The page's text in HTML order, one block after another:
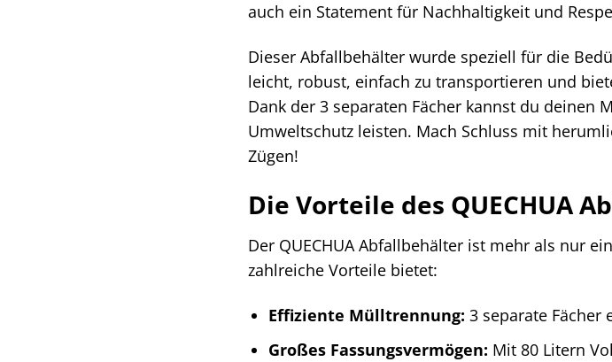
auch ein Statement für Nachhaltigkeit und
Dieser Abfallbehälter wurde speziell für die
leicht, robust, einfach zu transportieren und
Dank der 3 separaten Fächer kannst du
Umweltschutz leisten. Mach Schluss mit
Zügen!
Die Vorteile des QUECHUA
Der QUECHUA Abfallbehälter ist mehr als nur
zahlreiche Vorteile bietet:
Effiziente Mülltrennung: 3 separate Fächer
Großes Fassungsvermögen: Mit 80 Litern